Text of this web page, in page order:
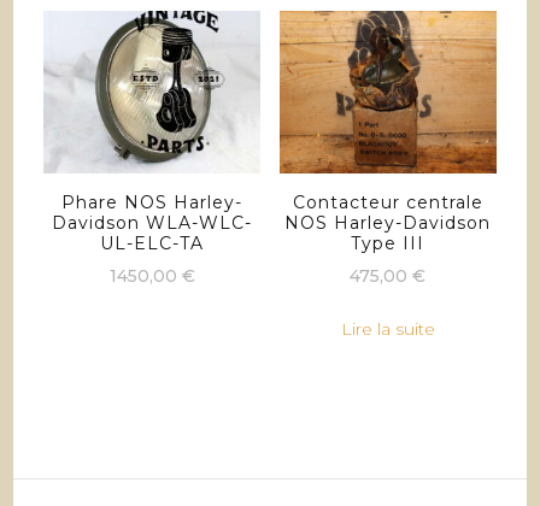
Phare NOS Harley-
Davidson WLA-WLC-
UL-ELC-TA
1450,00 €
Contacteur centrale
NOS Harley-Davidson
Type III
475,00€
Lire la suite